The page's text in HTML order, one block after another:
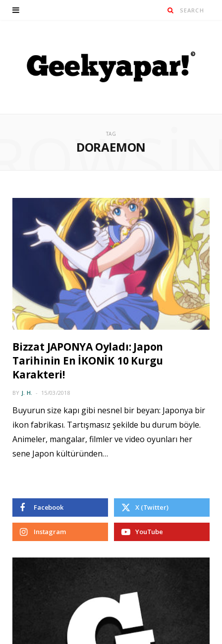
TAG
DORAEMON
Bizzat JAPONYA Oyladı: Japon
Tarihinin En İKONİK 10 Kurgu
Karakteri!
BY J. H. 15/03/2018
Buyurun size kapı gibi nesnel bir beyan: Japonya bir
ikon fabrikası. Tartışmasız şekilde bu durum böyle.
Animeler, mangalar, filmler ve video oyunları her
sene Japon kültüründen…
Facebook X (Twitter)
Instagram YouTube